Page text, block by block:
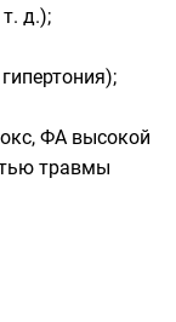
д.);
ФА высокой
травмы